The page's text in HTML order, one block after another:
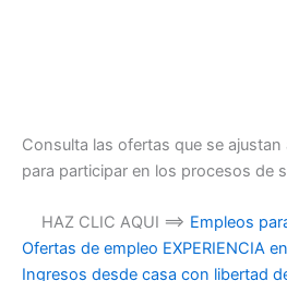
Consulta las ofertas que se
para participar en los procesos de
HAZ CLIC AQUI ==> Empleos
Ofertas de empleo EXPERIENCIA
Ingresos desde casa con libertad